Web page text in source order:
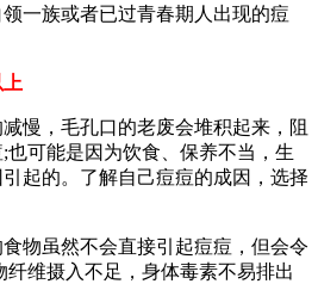
一族或者已过青春期人出现的痘
，毛孔口的老废会堆积起来，阻
可能是因为饮食、保养不当，生
起的。了解自己痘痘的成因，选择
虽然不会直接引起痘痘，但会令
纤维摄入不足，身体毒素不易排出